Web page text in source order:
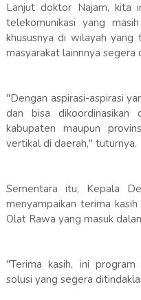
Lanjut doktor Najam, kita
telekomunikasi yang
khususnya di wilayah yang
masyarakat lainnnya segera
"Dengan aspirasi-aspirasi
dan bisa
kabupaten maupun
vertikal di daerah," tuturnya.
Sementara itu, Kepala
menyampaikan terima
Olat Rawa yang masuk
"Terima kasih, ini
solusi yang segera